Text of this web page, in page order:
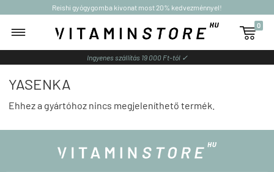
Reishi gyógygomba kivonat most 20% kedvezménnyel!

0
Ingyenes szállítás 19 000 Ft-tól ✓
YASENKA
Ehhez a gyártóhoz nincs megjeleníthető termék.